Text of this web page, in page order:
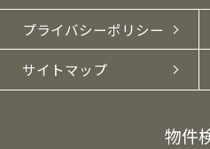
プライバシーポリシー
サイトマップ
物件